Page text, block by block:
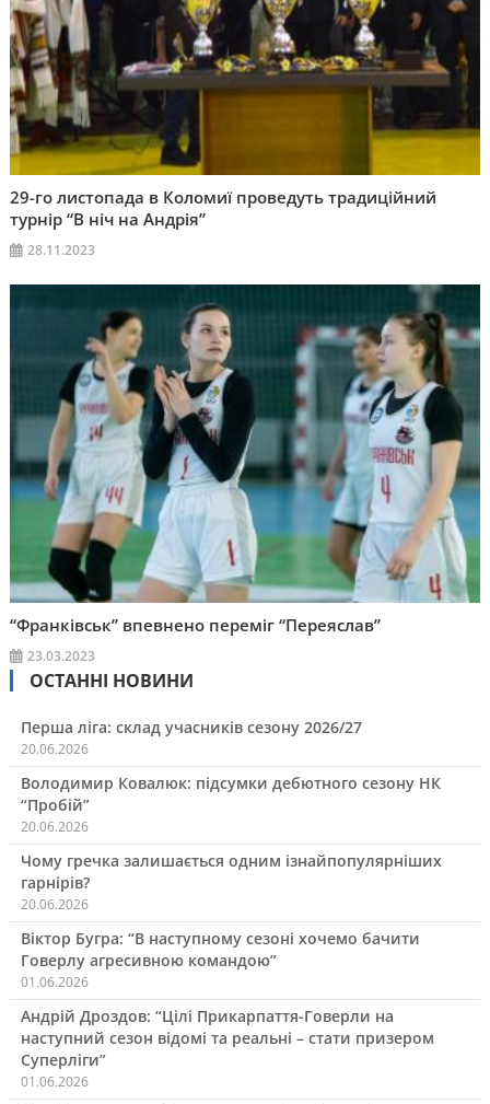
29-го листопада в Коломиї проведуть традиційний
турнір “В ніч на Андрія”
28.11.2023
“Франківськ” впевнено переміг “Переяслав”
23.03.2023
ОСТАННІ НОВИНИ
Перша ліга: склад учасників сезону 2026/27
20.06.2026
Володимир Ковалюк: підсумки дебютного сезону НК
“Пробій”
20.06.2026
Чому гречка залишається одним ізнайпопулярніших
гарнірів?
20.06.2026
Віктор Бугра: “В наступному сезоні хочемо бачити
Говерлу агресивною командою”
01.06.2026
Андрій Дроздов: “Цілі Прикарпаття-Говерли на
наступний сезон відомі та реальні – стати призером
Суперліги”
01.06.2026